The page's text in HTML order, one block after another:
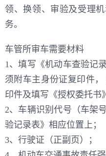
领、换领、审验及受理
务。
车管所审车需要材料
1、填写《机动车查验记
须附车主身份证复印件
印件及填写《授权委托书
2、车辆识别代号（车架
验记录表》相应位置上；
3、行驶证（正副页）；